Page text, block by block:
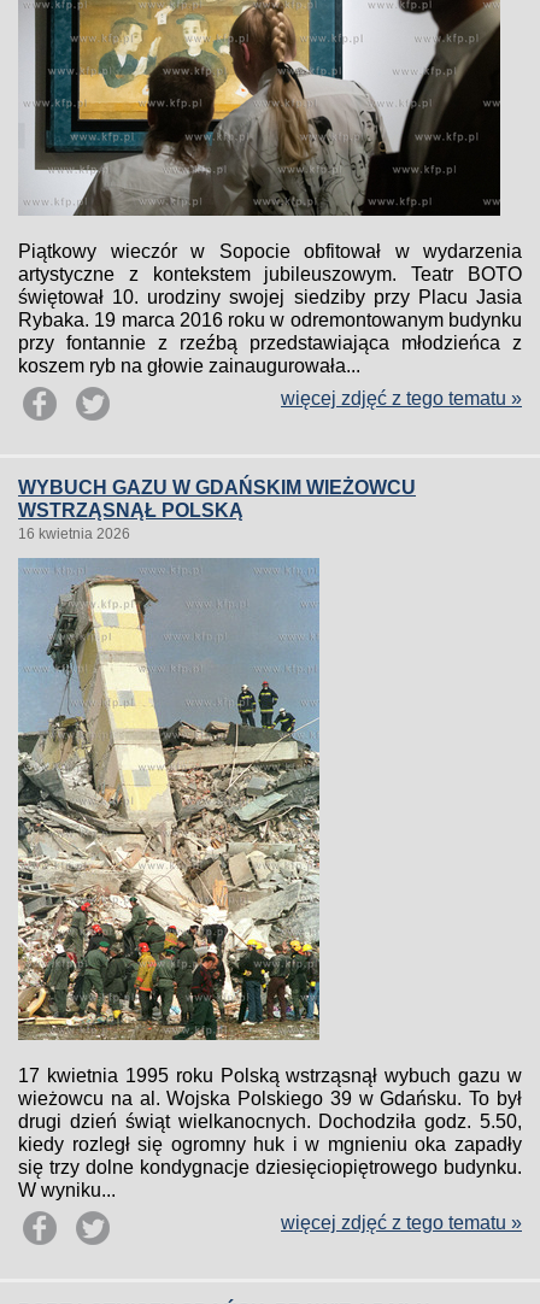
Piątkowy wieczór w Sopocie obfitował w wydarzenia
artystyczne z kontekstem jubileuszowym. Teatr BOTO
świętował 10. urodziny swojej siedziby przy Placu Jasia
Rybaka. 19 marca 2016 roku w odremontowanym budynku
przy fontannie z rzeźbą przedstawiająca młodzieńca z
koszem ryb na głowie zainaugurowała...
więcej zdjęć z tego tematu »
WYBUCH GAZU W GDAŃSKIM WIEŻOWCU
WSTRZĄSNĄŁ POLSKĄ
16 kwietnia 2026
17 kwietnia 1995 roku Polską wstrząsnął wybuch gazu w
wieżowcu na al. Wojska Polskiego 39 w Gdańsku. To był
drugi dzień świąt wielkanocnych. Dochodziła godz. 5.50,
kiedy rozległ się ogromny huk i w mgnieniu oka zapadły
się trzy dolne kondygnacje dziesięciopiętrowego budynku.
W wyniku...
więcej zdjęć z tego tematu »